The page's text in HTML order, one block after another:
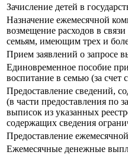
Зачисление детей в
Назначение ежемесячной
возмещение расходов в
семьям, имеющим трех и
Прием заявлений о запросе
Единовременное пособие
воспитание в семью (за счет
Предоставление
(в части предоставления по
выписок из указанных
содержащих сведения
Предоставление
Ежемесячные денежные